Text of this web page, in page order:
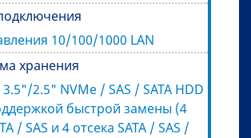
10/100/1000 LAN
хранения
2.5" NVMe / SAS / SATA HDD
быстрой замены (4
/ SAS и 4 отсека SATA / SAS /